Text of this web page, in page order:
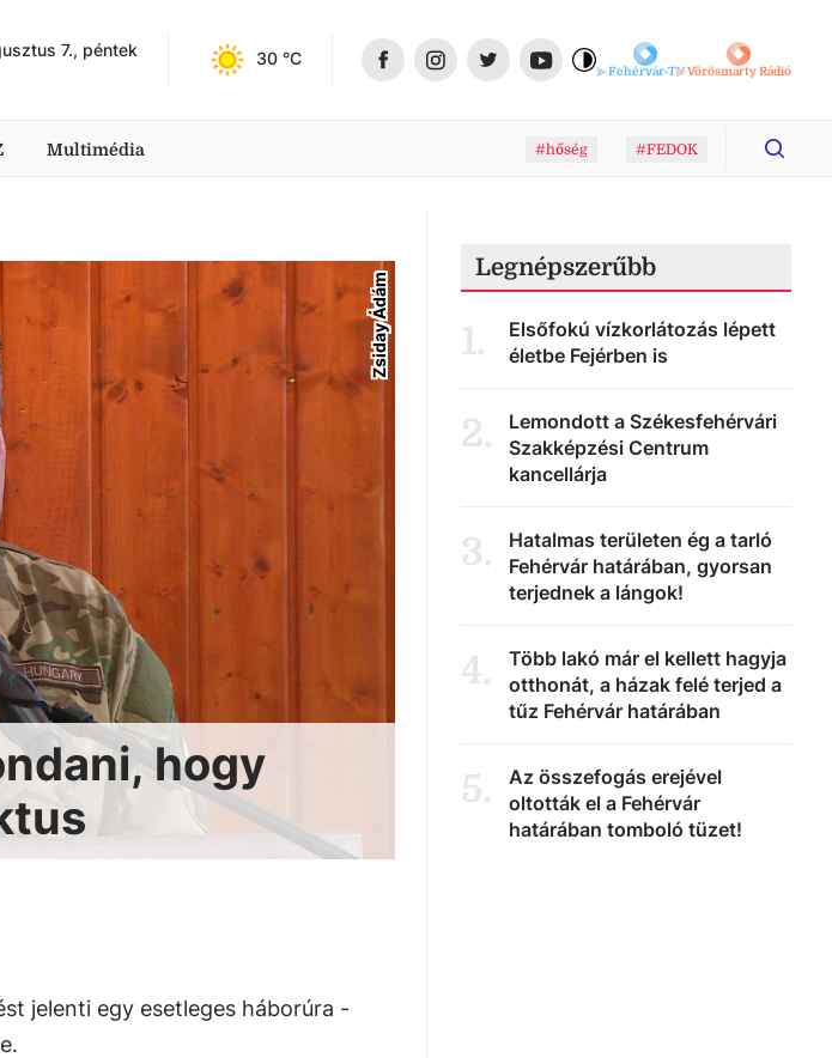
7., péntek 30 °C
Fehérvár-TVVörösmarty Rádió
Multimédia #hőség #FEDOK
Zsiday Ádám
hogy
jelenti egy esetleges háborúra -
Legnépszerűbb
1.
Elsőfokú vízkorlátozás lépett
életbe Fejérben is
2.
Lemondott a Székesfehérvári
Szakképzési Centrum
kancellárja
3.
Hatalmas területen ég a tarló
Fehérvár határában, gyorsan
terjednek a lángok!
4.
Több lakó már el kellett hagyja
otthonát, a házak felé terjed a
tűz Fehérvár határában
5.
Az összefogás erejével
oltották el a Fehérvár
határában tomboló tüzet!